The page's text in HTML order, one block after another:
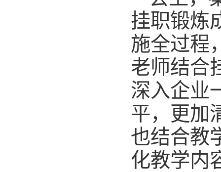
挂职锻炼
施全过程
老师结合
深入企业
平，更加
也结合教
化教学内